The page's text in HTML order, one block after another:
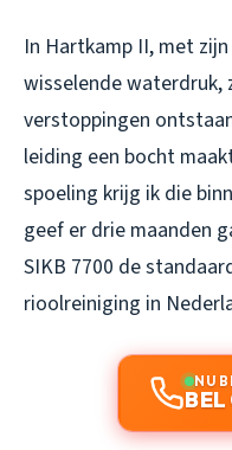
In Hartkamp II, met
wisselende
verstoppingen
leiding een bocht
spoeling krijg ik die
geef er drie maanden
SIKB 7700 de
rioolreiniging in
NU